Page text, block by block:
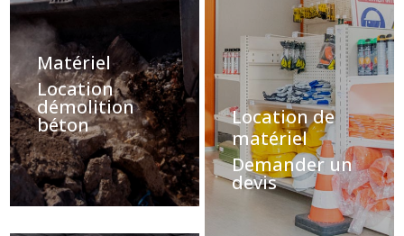
Matériel
Location
démolition
béton
Location de
matériel
Demander un
devis